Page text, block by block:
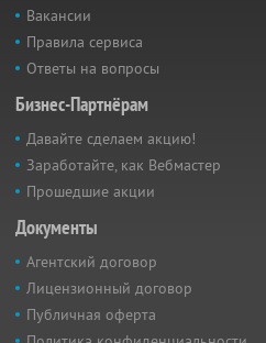
Вакансии
Правила сервиса
Ответы на вопросы
Бизнес-Партнёрам
Давайте сделаем акцию!
Заработайте, как Вебмастер
Прошедшие акции
Документы
Агентский договор
Лицензионный договор
Публичная оферта